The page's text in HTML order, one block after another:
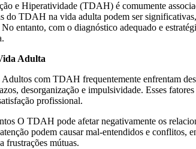
e Hiperatividade (TDAH) é comumente
do TDAH na vida adulta podem ser
entanto, com o diagnóstico adequado e
Adulta
com TDAH frequentemente enfrentam
desorganização e impulsividade. Esses
profissional.
O TDAH pode afetar negativamente os
podem causar mal-entendidos e conflitos,
frustrações mútuas.